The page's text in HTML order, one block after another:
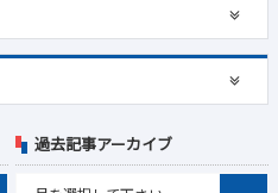
過去記事アーカイブ